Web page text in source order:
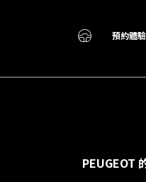
預約體
PEUGEOT